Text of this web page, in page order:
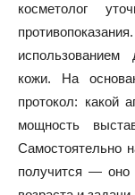
косметолог
кожи. На
протокол: какой
мощность
Самостоятельно
получится — оно